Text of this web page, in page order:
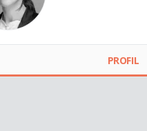
PROFIL